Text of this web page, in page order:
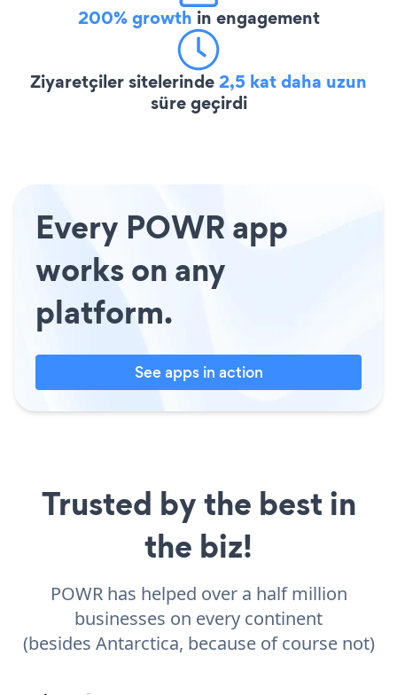
200% growth in engagement
Ziyaretçiler sitelerinde2,5 kat daha uzun
süre geçirdi
Every POWR app
works on any
platform.
See apps in action
Trusted by the best in
the biz!
POWR has helped over a half million
businesses on every continent
(besides Antarctica, because of course not)